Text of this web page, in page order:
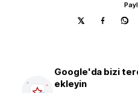
Google'da bizi
ekleyin